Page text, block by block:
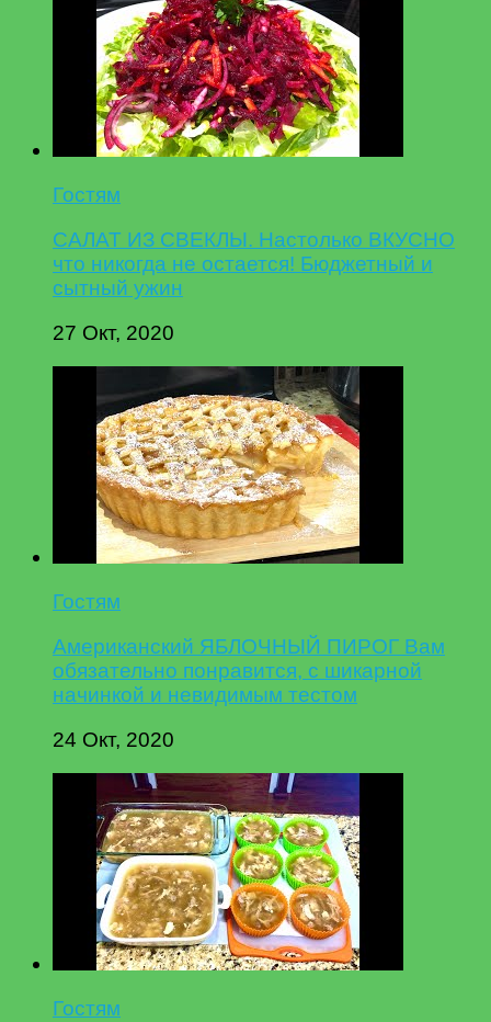
Гостям
САЛАТ ИЗ СВЕКЛЫ. Настолько ВКУСНО
что никогда не остается! Бюджетный и
сытный ужин
27 Окт, 2020
Гостям
Американский ЯБЛОЧНЫЙ ПИРОГ Вам
обязательно понравится, с шикарной
начинкой и невидимым тестом
24 Окт, 2020
Гостям